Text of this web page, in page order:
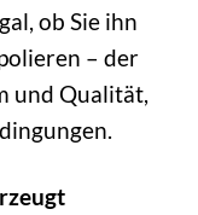
ob Sie ihn
– der
und Qualität,